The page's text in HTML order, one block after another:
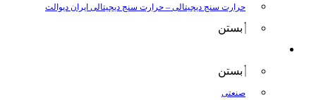
حرارت سنج دیجیتالی – حرارت سنج دیجیتالی ایران دیوالت
بستن
بستن
صنعتی